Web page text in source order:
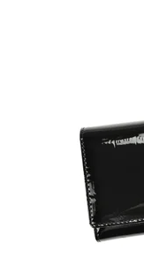
Černá, kožená,
kapsou na patentek
peněženka značky
Dostupnost:
2 roky